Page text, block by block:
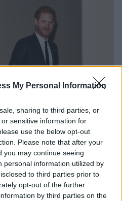
My Personal Information
sharing to third parties, or
sensitive information for
use the below opt-out
Please note that after your
you may continue seeing
personal information utilized by
to third parties prior to
opt-out of the further
by third parties on the
hogyan
nyáron is